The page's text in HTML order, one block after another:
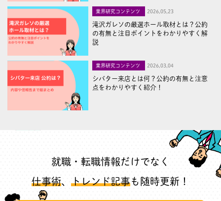
業界研究コンテンツ 2026,05,23
滝沢ガレソの厳選ホール取材とは？公約
の有無と注目ポイントをわかりやすく解
説
業界研究コンテンツ 2026,03,04
シバター来店とは何？公約の有無と注意
点をわかりやすく紹介！
就職・転職情報だけでなく
仕事術、 トレンド記事も随時更新！